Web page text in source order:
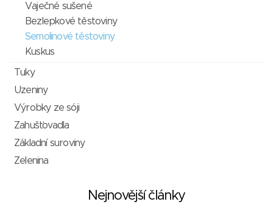
Vaječné sušené
Bezlepkové těstoviny
Semolinové těstoviny
Kuskus
Tuky
Uzeniny
Výrobky ze sóji
Zahušťovadla
Základní suroviny
Zelenina
Nejnovější články